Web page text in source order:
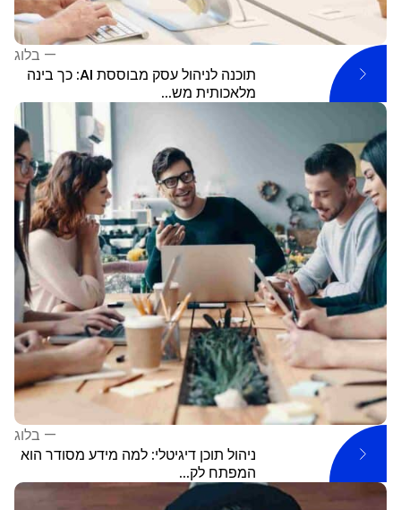
— בלוג
תוכנה לניהול עסק מבוססת AI: כך בינה
מלאכותית מש...
— בלוג
ניהול תוכן דיגיטלי: למה מידע מסודר הוא
המפתח לק...